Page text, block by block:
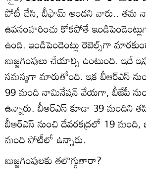
పోటీ చేసి, బీఫామ్‌ అందని వారు.. తమ
ఉపసంహరించు కోకపోతే
ఉంది. ఇండిపెండెంట్లు రెబెల్స్‌గా
బుజ్జగింపులు చేయాల్సి ఉంటుంది. ఇదే
సమస్యగా మారుతోంది. ఇక బీఆర్‌ఎస్‌
99 మంది నామినేషన్‌ వేయగా, బీజేపీ
ఉన్నారు. బీఆర్‌ఎస్‌ కూడా 39 మందిని
బీఆర్‌ఎస్‌ నుంచి దేవరకద్రలో 19 మంది,
మంది పోటీలో ఉన్నారు.
బుజ్జగింపులకు తలొగ్గుతారా?